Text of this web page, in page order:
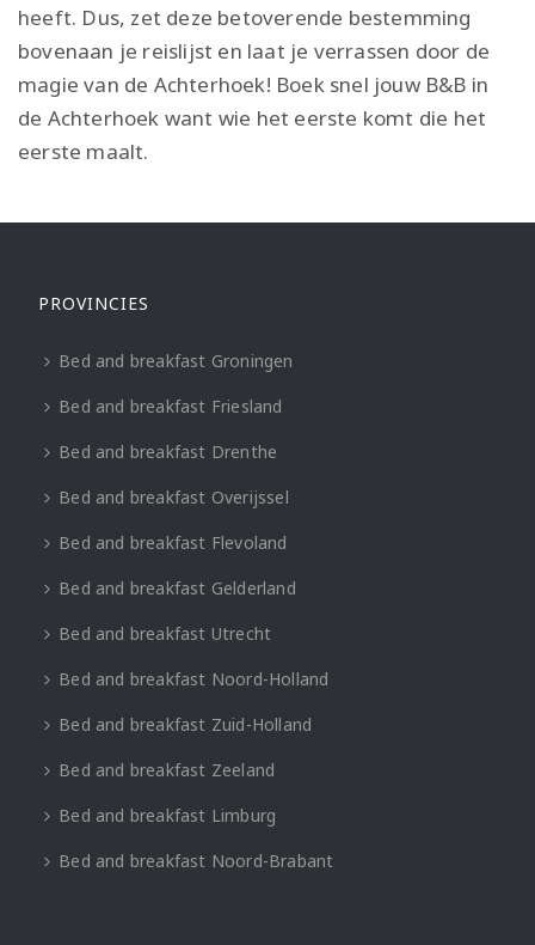
heeft. Dus, zet deze betoverende bestemming
bovenaan je reislijst en laat je verrassen door de
magie van de Achterhoek! Boek snel jouw B&B in
de Achterhoek want wie het eerste komt die het
eerste maalt.
PROVINCIES
Bed and breakfast Groningen
Bed and breakfast Friesland
Bed and breakfast Drenthe
Bed and breakfast Overijssel
Bed and breakfast Flevoland
Bed and breakfast Gelderland
Bed and breakfast Utrecht
Bed and breakfast Noord-Holland
Bed and breakfast Zuid-Holland
Bed and breakfast Zeeland
Bed and breakfast Limburg
Bed and breakfast Noord-Brabant